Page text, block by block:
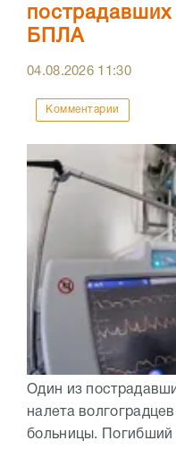
БПЛА
04.08.2026 11:30
Комментарии
Один из
налета
больницы. Погибший